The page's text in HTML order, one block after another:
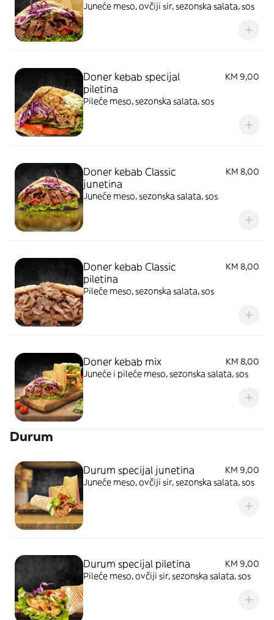
Juneće meso, ovčiji sir, sezonska salata, sos
Doner kebab specijal
piletina
KM 9,00
Pileće meso, sezonska salata, sos
Doner kebab Classic
junetina
KM 8,00
Juneće meso, sezonska salata, sos
Doner kebab Classic
piletina
KM 8,00
Pileće meso, sezonska salata, sos
Doner kebab mix
KM 8,00
Juneće i pileće meso, sezonska salata, sos
Durum
Durum specijal junetina
KM 9,00
Juneće meso, ovčiji sir, sezonska salata, sos
Durum specijal piletina
KM 9,00
Pileće meso, ovčiji sir, sezonska salata, sos